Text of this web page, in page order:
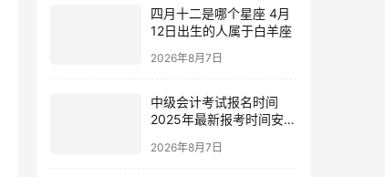
四月十二是哪个星座 4月
12日出生的人属于白羊座
2026年8月7日
中级会计考试报名时间
2025年最新报考时间安排
2026年8月7日